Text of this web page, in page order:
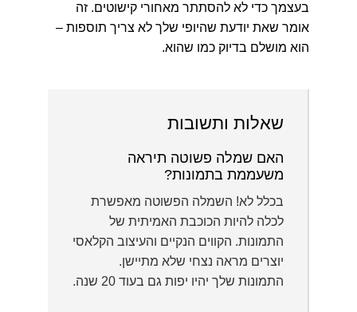
בעצמך כדי לא להסתתר מאחורי קישוטים. זה
אומר שאת יודעת שהיופי שלך לא צריך תוספות –
הוא מושלם בדיוק כמו שהוא.
שאלות ותשובות
האם שמלה פשוטה תיראה
משעממת בתמונות?
בכלל לא! השמלה הפשוטה מאפשרת
לכלה להיות הכוכבת האמיתית של
התמונות. הקווים הנקיים והעיצוב הקלאסי
יוצרים מראה נצחי שלא מתיישן.
התמונות שלך יהיו יפות גם בעוד 20 שנה.